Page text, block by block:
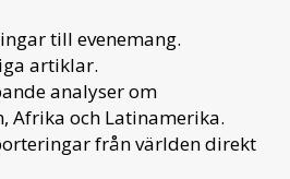
till evenemang.
artiklar.
analyser om
Afrika och Latinamerika.
från världen direkt